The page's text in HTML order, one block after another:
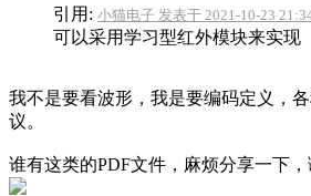
引用: 小猫电子 发表于 2021-10-23
可以采用学习型红外模块来实现
我不是要看波形，我是要编码定义，
议。
谁有这类的PDF文件，麻烦分享一下，